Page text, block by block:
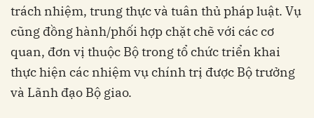
trách nhiệm, trung thực và tuân thủ pháp luật. Vụ
cũng đồng hành/phối hợp chặt chẽ với các cơ
quan, đơn vị thuộc Bộ trong tổ chức triển khai
thực hiện các nhiệm vụ chính trị được Bộ trưởng
và Lãnh đạo Bộ giao.